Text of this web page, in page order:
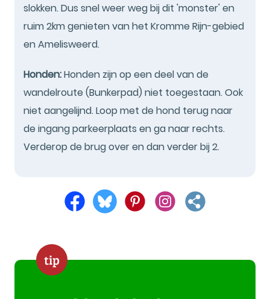
slokken. Dus snel weer weg bij dit 'monster' en
ruim 2km genieten van het Kromme Rijn-gebied
en Amelisweerd.
Honden:Honden zijn op een deel van de
wandelroute (Bunkerpad) niet toegestaan. Ook
niet aangelijnd. Loop met de hond terug naar
de ingang parkeerplaats en ga naar rechts.
Verderop de brug over en dan verder bij 2.
tip